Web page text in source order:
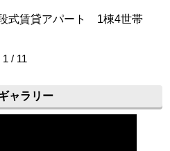
式賃貸アパート 1棟4世帯
1 / 11
ャラリー